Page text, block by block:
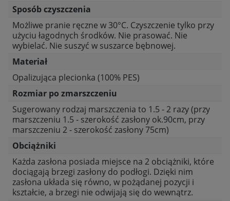
Sposób czyszczenia
Możliwe pranie ręczne w 30°C. Czyszczenie tylko przy
użyciu łagodnych środków. Nie prasować. Nie
wybielać. Nie suszyć w suszarce bębnowej.
Materiał
Opalizująca plecionka (100% PES)
Rozmiar po zmarszczeniu
Sugerowany rodzaj marszczenia to 1.5 - 2 razy (przy
marszczeniu 1.5 - szerokość zasłony ok.90cm, przy
marszczeniu 2 - szerokość zasłony 75cm)
Obciążniki
Każda zasłona posiada miejsce na 2 obciążniki, które
dociągają brzegi zasłony do podłogi. Dzięki nim
zasłona układa się równo, w pożądanej pozycji i
kształcie, a brzegi nie odwijają się do wewnątrz.